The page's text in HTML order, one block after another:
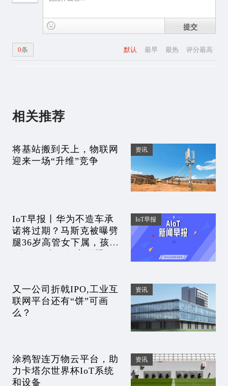
提交
默认 最早 最热 评分最高
0条
相关推荐
将基站搬到天上，物联网
迎来一场“升维”竞争
资讯
IoT早报丨华为不造车承
诺将过期？马斯克被曝劈
腿36岁高管女下属，孩子
IoT早报
又一公司折戟IPO,工业互
联网平台还有“饼”可画
么？
资讯
涂鸦智连万物云平台，助
力卡塔尔世界杯IoT系统
和设备
资讯